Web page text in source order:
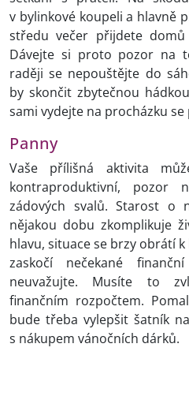
v bylinkové koupeli a hlavně
středu večer přijdete
Dávejte si proto pozor na
raději se nepouštějte do
by skončit zbytečnou
sami vydejte na procházku se
Panny
Vaše přílišná aktivita
kontraproduktivní, pozor
zádových svalů. Starost o
nějakou dobu zkomplikuje
hlavu, situace se brzy obrátí
zaskočí nečekané
neuvažujte. Musíte to
finančním rozpočtem.
bude třeba vylepšit šatník
s nákupem vánočních dárků.